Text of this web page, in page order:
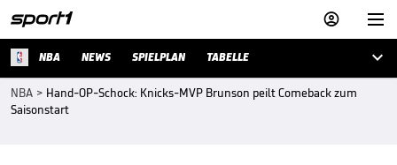


NBA NEWS SPIELPLAN TABELLE 
NBA > Hand-OP-Schock: Knicks-MVP Brunson peilt Comeback zum
Saisonstart